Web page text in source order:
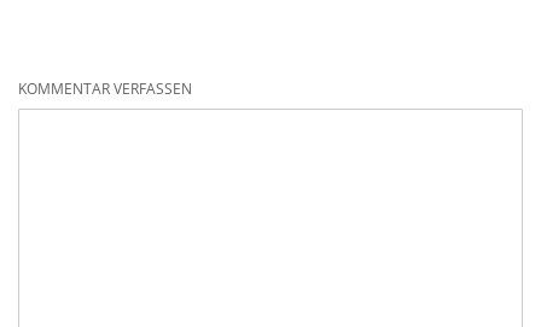
KOMMENTAR VERFASSEN